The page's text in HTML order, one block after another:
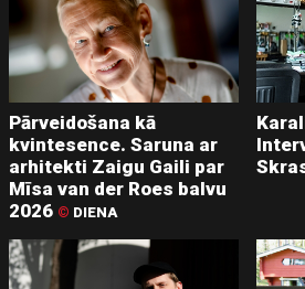
Pārveidošana kā
kvintesence. Saruna ar
arhitekti Zaigu Gaili par
Mīsa van der Roes balvu
2026 © DIENA